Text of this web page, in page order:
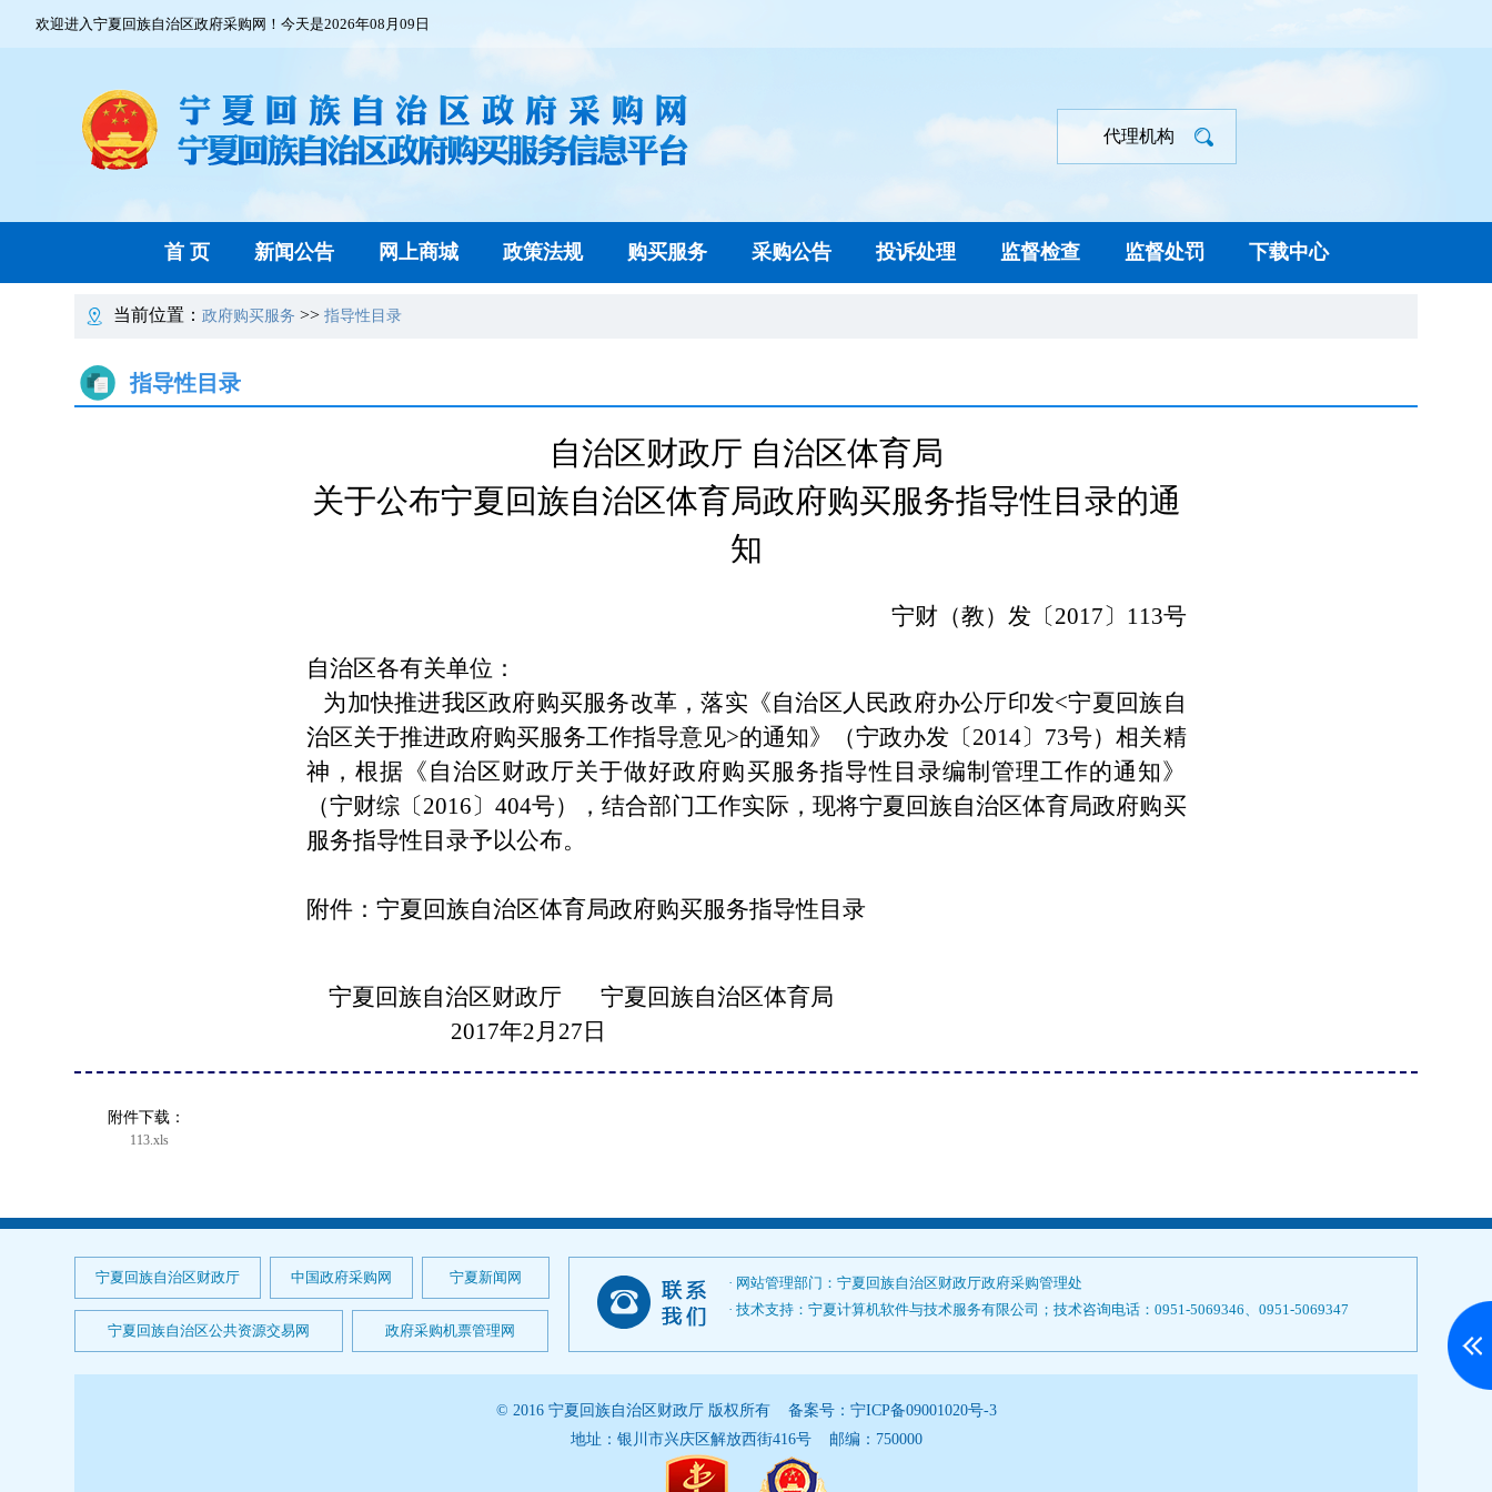
欢迎进入宁夏回族自治区政府采购网！今天是2026年08月09日
代理机构
首 页 新闻公告 网上商城 政策法规 购买服务 采购公告 投诉处理 监督检查 监督处罚 下载中心
当前位置： 政府购买服务 >> 指导性目录
指导性目录
自治区财政厅 自治区体育局
关于公布宁夏回族自治区体育局政府购买服务指导性目录的通
知
宁财（教）发〔2017〕
113号
自治区各有关单位：
为加快推进我区政府购买服务改革，落实《自治区人民政府办公厅印发<宁夏回族自
治区关于推进政府购买服务工作指导意见>的通知》（宁政办发〔2014〕 73号）相关精
神，根据《自治区财政厅关于做好政府购买服务指导性目录编制管理工作的通知》
（宁财综〔2016〕 404号），结合部门工作实际，现将宁夏回族自治区体育局政府购买
服务指导性目录予以公布。
附件： 宁夏回族自治区体育局政府购买服务指导性目录
宁夏回族自治区财政厅
宁夏回族自治区体育局
2017年2月27日
附件下载：
113.xls
宁夏回族自治区财政厅 中国政府采购网 宁夏新闻网
宁夏回族自治区公共资源交易网 政府采购机票管理网
· 网站管理部门：宁夏回族自治区财政厅政府采购管理处
· 技术支持：宁夏计算机软件与技术服务有限公司；技术咨询电话：0951-5069346、0951-5069347
© 2016 宁夏回族自治区财政厅 版权所有 备案号： 宁ICP备09001020号-3
地址：银川市兴庆区解放西街416号 邮编：750000